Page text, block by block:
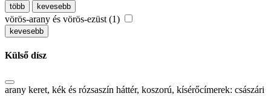
több kevesebb
vörös-arany és vörös-ezüst (1)
kevesebb
Külső dísz
arany keret, kék és rózsaszín háttér, koszorú, kísérőcímerek: császári